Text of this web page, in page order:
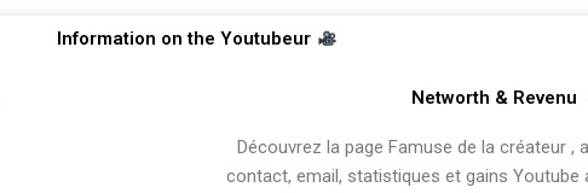
Information on the Youtubeur
Networth & Revenu
Découvrez la page Famuse de la créateur ,
contact, email, statistiques et gains Youtube